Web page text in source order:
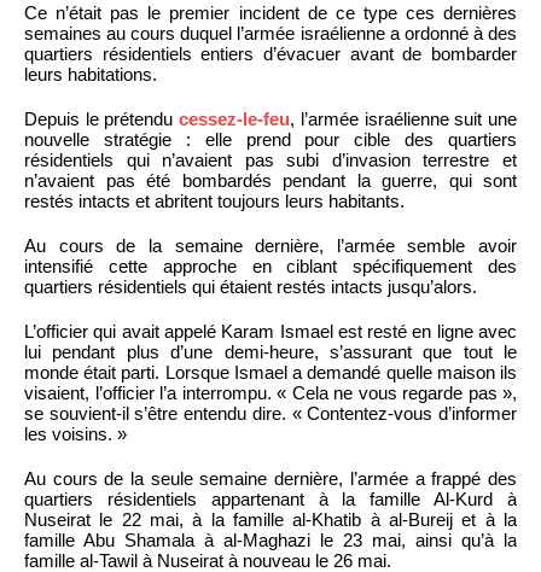
Ce n’était pas le premier incident de ce type ces dernières
semaines au cours duquel l’armée israélienne a ordonné à des
quartiers résidentiels entiers d’évacuer avant de bombarder
leurs habitations.
Depuis le prétenducessez-le-feu, l’armée israélienne suit une
nouvelle stratégie : elle prend pour cible des quartiers
résidentiels qui n’avaient pas subi d’invasion terrestre et
n’avaient pas été bombardés pendant la guerre, qui sont
restés intacts et abritent toujours leurs habitants.
Au cours de la semaine dernière, l’armée semble avoir
intensifié cette approche en ciblant spécifiquement des
quartiers résidentiels qui étaient restés intacts jusqu’alors.
L’officier qui avait appelé Karam Ismael est resté en ligne avec
lui pendant plus d’une demi-heure, s’assurant que tout le
monde était parti. Lorsque Ismael a demandé quelle maison ils
visaient, l’officier l’a interrompu. « Cela ne vous regarde pas »,
se souvient-il s’être entendu dire. « Contentez-vous d’informer
les voisins. »
Au cours de la seule semaine dernière, l’armée a frappé des
quartiers résidentiels appartenant à la famille Al-Kurd à
Nuseirat le 22 mai, à la famille al-Khatib à al-Bureij et à la
famille Abu Shamala à al-Maghazi le 23 mai, ainsi qu’à la
famille al-Tawil à Nuseirat à nouveau le 26 mai.